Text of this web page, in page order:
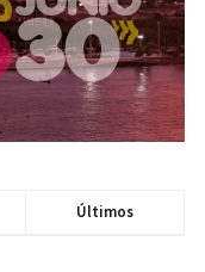
Últimos